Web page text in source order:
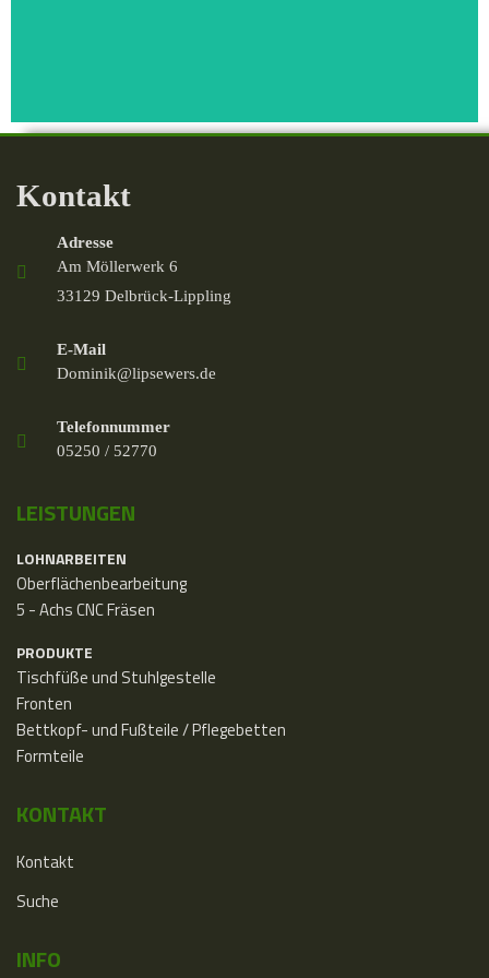
Kontakt
Adresse
Am Möllerwerk 6
33129 Delbrück-Lippling
E-Mail
Dominik@lipsewers.de
Telefonnummer
05250 / 52770
LEISTUNGEN
LOHNARBEITEN
Oberflächenbearbeitung
5 - Achs CNC Fräsen
PRODUKTE
Tischfüße und Stuhlgestelle
Fronten
Bettkopf- und Fußteile / Pflegebetten
Formteile
KONTAKT
Kontakt
Suche
INFO